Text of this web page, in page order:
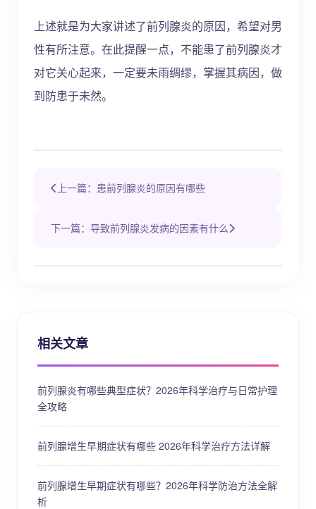
上述就是为大家讲述了前列腺炎的原因，希望对男
性有所注意。在此提醒一点，不能患了前列腺炎才
对它关心起来，一定要未雨绸缪，掌握其病因，做
到防患于未然。
上一篇：患前列腺炎的原因有哪些
下一篇：导致前列腺炎发病的因素有什么
相关文章
前列腺炎有哪些典型症状？2026年科学治疗与日常护理
全攻略
前列腺增生早期症状有哪些 2026年科学治疗方法详解
前列腺增生早期症状有哪些？2026年科学防治方法全解
析